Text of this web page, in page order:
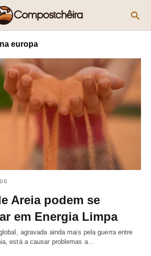
europa
Areia podem se
em Energia Limpa
agravada ainda mais pela guerra entre
está a causar problemas a…